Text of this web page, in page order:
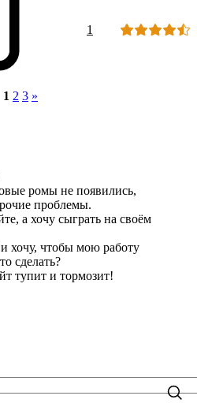
1
1 2 3 »
ромы не появились,
проблемы.
а хочу сыграть на своём
хочу, чтобы мою работу
сделать?
тупит и тормозит!